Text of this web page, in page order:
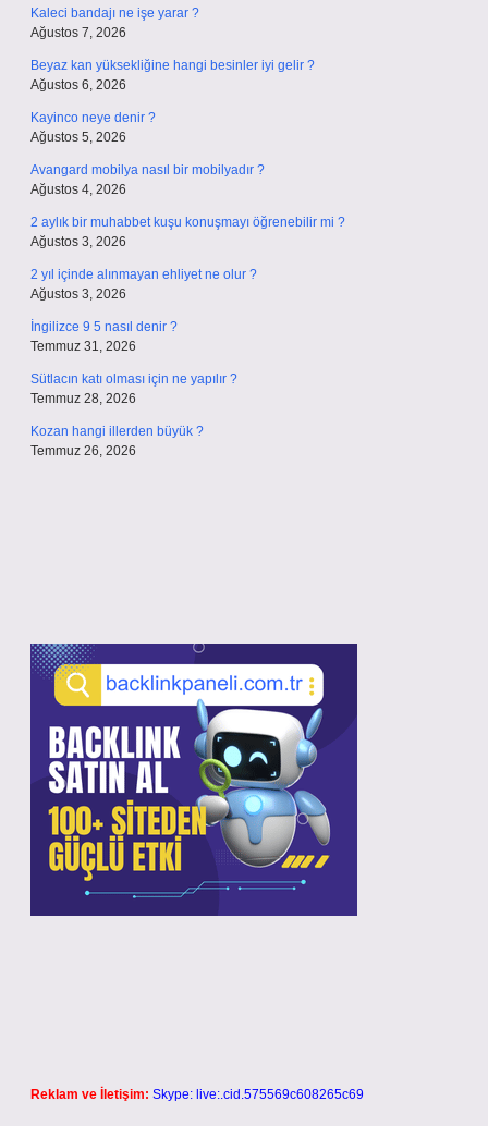
Kaleci bandajı ne işe yarar ?
Ağustos 7, 2026
Beyaz kan yüksekliğine hangi besinler iyi gelir ?
Ağustos 6, 2026
Kayinco neye denir ?
Ağustos 5, 2026
Avangard mobilya nasıl bir mobilyadır ?
Ağustos 4, 2026
2 aylık bir muhabbet kuşu konuşmayı öğrenebilir mi ?
Ağustos 3, 2026
2 yıl içinde alınmayan ehliyet ne olur ?
Ağustos 3, 2026
İngilizce 9 5 nasıl denir ?
Temmuz 31, 2026
Sütlacın katı olması için ne yapılır ?
Temmuz 28, 2026
Kozan hangi illerden büyük ?
Temmuz 26, 2026
Reklam ve İletişim: Skype: live:.cid.575569c608265c69